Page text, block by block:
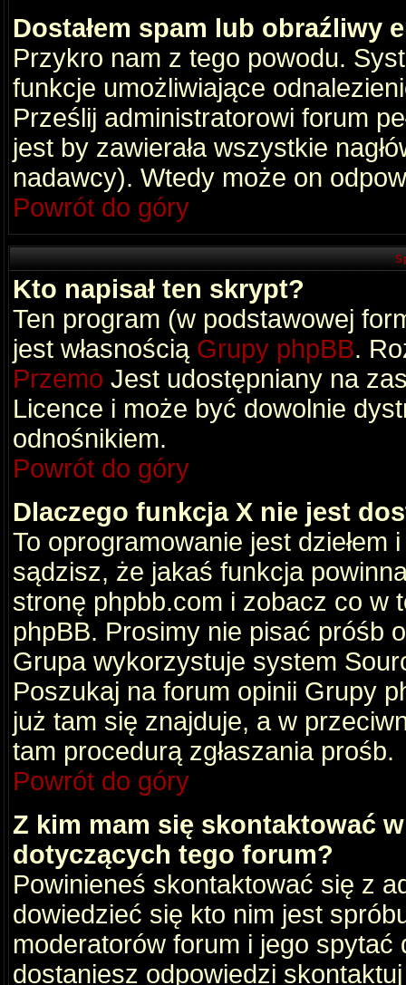
Dostałem spam lub obraźliwy
Przykro nam z tego powodu.
funkcje umożliwiające
Prześlij administratorowi forum
jest by zawierała wszystkie
nadawcy). Wtedy może on
Powrót do góry
Kto napisał ten skrypt?
Ten program (w podstawowej
jest własnością Grupy phpBB.
Przemo Jest udostępniany na
Licence i może być dowolnie
odnośnikiem.
Powrót do góry
Dlaczego funkcja X nie jest
To oprogramowanie jest dziełem
sądzisz, że jakaś funkcja
stronę phpbb.com i zobacz co w
phpBB. Prosimy nie pisać próśb
Grupa wykorzystuje system
Poszukaj na forum opinii Grupy
już tam się znajduje, a w
tam procedurą zgłaszania prośb.
Powrót do góry
Z kim mam się skontaktować
dotyczących tego forum?
Powinieneś skontaktować się z
dowiedzieć się kto nim jest
moderatorów forum i jego
dostaniesz odpowiedzi